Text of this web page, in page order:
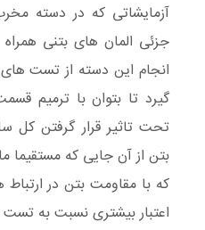
آزمایشاتی که در دسته
جزئی المان های بتنی
انجام این دسته از تست
گیرد تا بتوان با ترمیم
تحت تاثیر قرار گرفتن
بتن از آن جایی که مستقیما
که با مقاومت بتن در
اعتبار بیشتری نسبت به